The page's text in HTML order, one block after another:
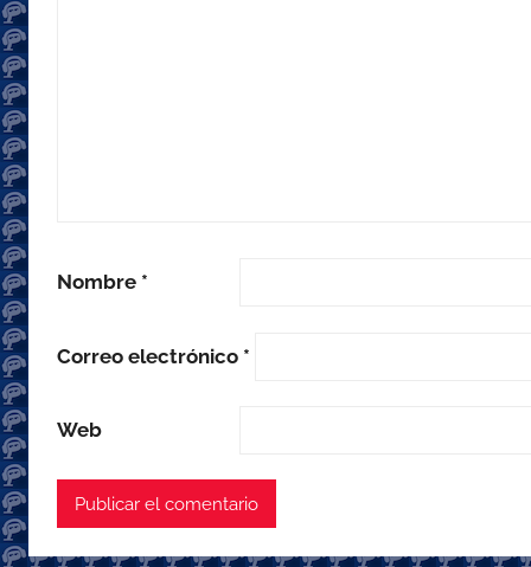
Nombre *
Correo electrónico *
Web